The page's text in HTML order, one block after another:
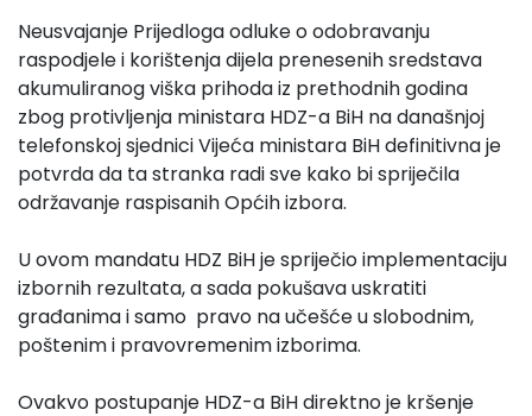
Neusvajanje Prijedloga odluke o odobravanju
raspodjele i korištenja dijela prenesenih sredstava
akumuliranog viška prihoda iz prethodnih godina
zbog protivljenja ministara HDZ-a BiH na današnjoj
telefonskoj sjednici Vijeća ministara BiH definitivna je
potvrda da ta stranka radi sve kako bi spriječila
održavanje raspisanih Općih izbora.
U ovom mandatu HDZ BiH je spriječio implementaciju
izbornih rezultata, a sada pokušava uskratiti
građanima i samo pravo na učešće u slobodnim,
poštenim i pravovremenim izborima.
Ovakvo postupanje HDZ-a BiH direktno je kršenje